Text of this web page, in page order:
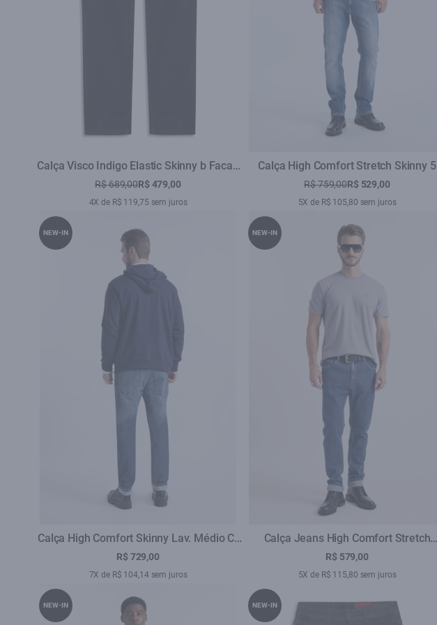
Calça Visco Indigo Elastic Skinny b Facao
Lav.Escuro C/ Pincelado
R$ 689,00R$ 479,00
4X de R$ 119,75 sem juros
Calça High Comfort Stretch Skinny 5
Pockets 2149 - Lav.Medio C/ Rede
R$ 759,00R$ 529,00
5X de R$ 105,80 sem juros
Calça High Comfort Skinny Lav. Médio C/
Used
R$ 729,00
7X de R$ 104,14 sem juros
NEW-IN
Calça Jeans High Comfort Stretch
(Skinny) 5 Pockets Lav.Medio Total
R$ 579,00
5X de R$ 115,80 sem juros
NEW-IN
NEW-IN NEW-IN